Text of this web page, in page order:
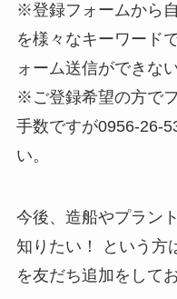
※登録フォームから
を様々なキーワード
ォーム送信ができな
※ご登録希望の方で
手数ですが0956-26-
い。
今後、造船やプラン
知りたい！ という方
を友だち追加をして